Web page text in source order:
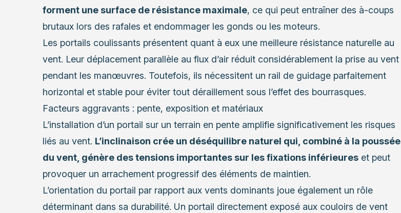
forment une surface de résistance maximale, ce qui peut entraîner des à-coups
brutaux lors des rafales et endommager les gonds ou les moteurs.
Les portails coulissants présentent quant à eux une meilleure résistance naturelle au
vent. Leur déplacement parallèle au flux d’air réduit considérablement la prise au vent
pendant les manœuvres. Toutefois, ils nécessitent un rail de guidage parfaitement
horizontal et stable pour éviter tout déraillement sous l’effet des bourrasques.
Facteurs aggravants : pente, exposition et matériaux
L’installation d’un portail sur un terrain en pente amplifie significativement les risques
liés au vent. L’inclinaison crée un déséquilibre naturel qui, combiné à la poussée
du vent, génère des tensions importantes sur les fixations inférieureset peut
provoquer un arrachement progressif des éléments de maintien.
L’orientation du portail par rapport aux vents dominants joue également un rôle
déterminant dans sa durabilité. Un portail directement exposé aux couloirs de vent